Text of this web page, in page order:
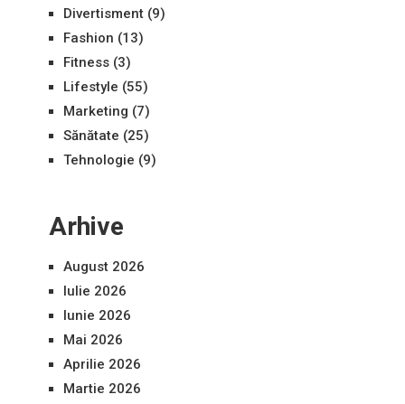
Divertisment(9)
Fashion (13)
Fitness(3)
Lifestyle (55)
Marketing (7)
Sănătate (25)
Tehnologie (9)
Arhive
August 2026
Iulie 2026
Iunie 2026
Mai 2026
Aprilie 2026
Martie 2026